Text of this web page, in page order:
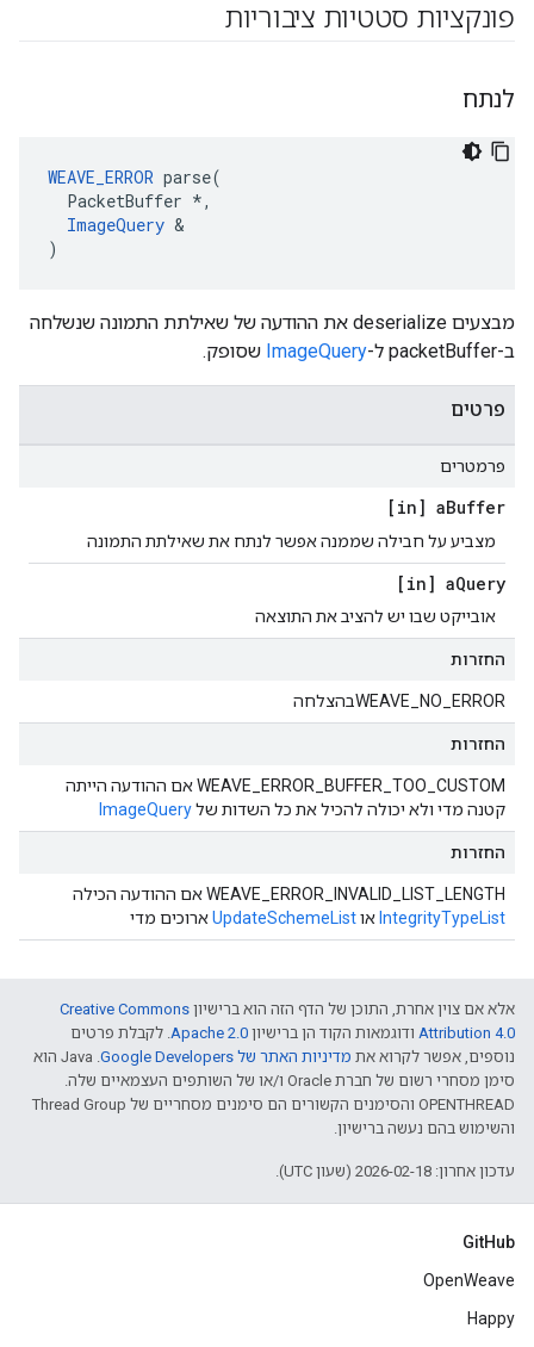
פונקציות סטטיות ציבוריות
לנתח
WEAVE_ERROR parse(
  PacketBuffer *,
ImageQuery &
)
מבצעים deserialize את ההודעה של שאילתת התמונה שנשלחה
ב-packetBuffer ל-
ImageQuery שסופק.
פרטים
פרמטרים
[in] aBuffer
מצביע על חבילה שממנה אפשר לנתח את שאילתת התמונה
[in] aQuery
אובייקט שבו יש להציב את התוצאה
החזרות
WEAVE_NO_ERRORבהצלחה
החזרות
WEAVE_ERROR_BUFFER_TOO_CUSTOM אם ההודעה הייתה
קטנה מדי ולא יכולה להכיל את כל השדות שלImageQuery
החזרות
WEAVE_ERROR_INVALID_LIST_LENGTH אם ההודעה הכילה
IntegrityTypeList אוUpdateSchemeListארוכים מדי
אלא אם צוין אחרת, התוכן של הדף הזה הוא ברישיון Creative Commons
Attribution 4.0‏ ודוגמאות הקוד הן ברישיון Apache 2.0‏. לקבלת פרטים
נוספים, אפשר לקרוא את מדיניות האתר של Google Developers‏
.‏ Java הוא
סימן מסחרי רשום של חברת Oracle ו/או של השותפים העצמאיים שלה.
‫OPENTHREAD והסימנים הקשורים הם סימנים מסחריים של Thread Group
והשימוש בהם נעשה ברישיון.
עדכון אחרון: 2026-02-18 (שעון UTC).
GitHub
OpenWeave
Happy